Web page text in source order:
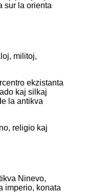
sur la orienta
militoj,
ekzistanta
kaj silkaj
la antikva
religio kaj
Ninevo,
imperio, konata